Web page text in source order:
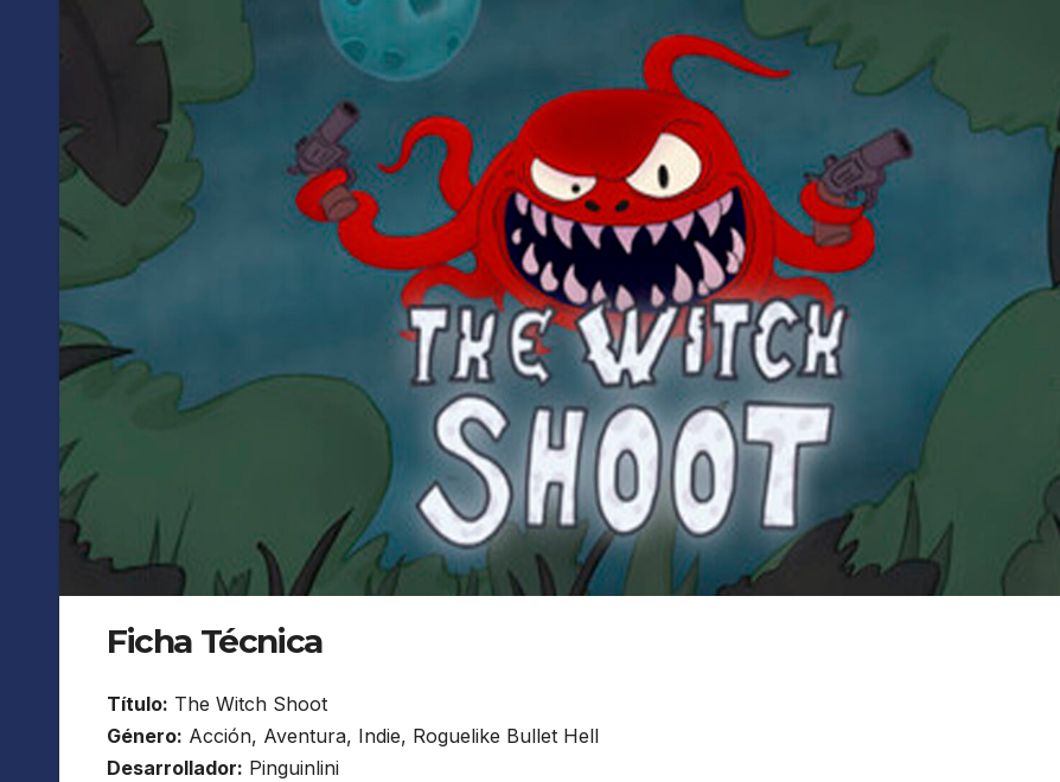
Ficha Técnica
Título: The Witch Shoot
Género: Acción, Aventura, Indie, Roguelike Bullet Hell
Desarrollador: Pinguinlini